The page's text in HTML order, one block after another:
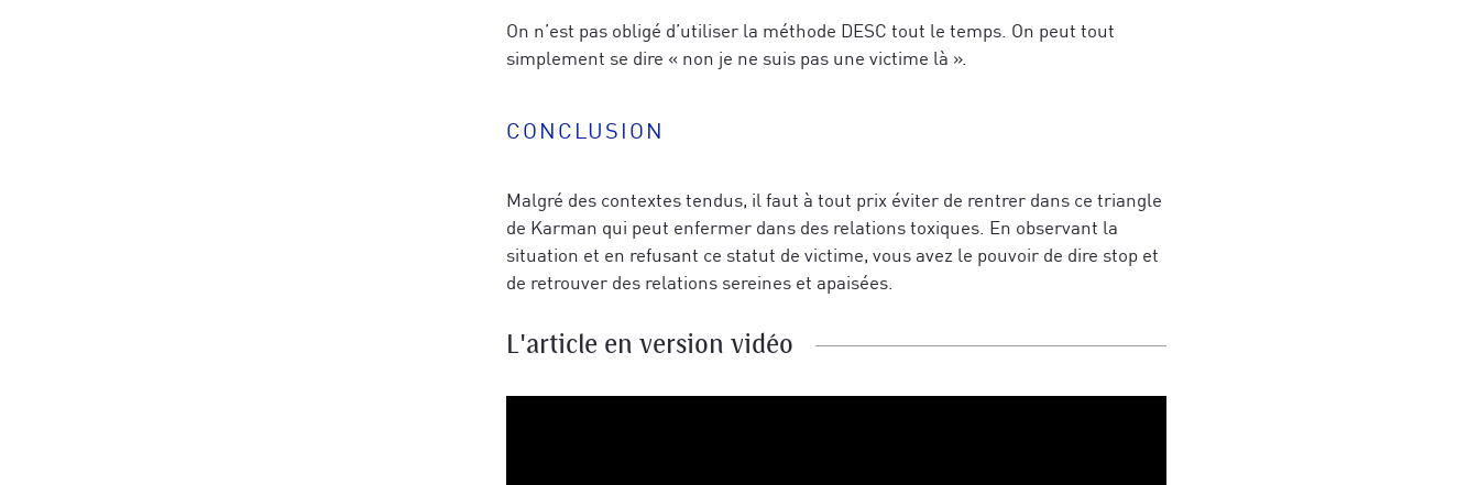
On n’est pas obligé d’utiliser la méthode DESC tout le temps. On peut tout
simplement se dire « non je ne suis pas une victime là ».
CONCLUSION
Malgré des contextes tendus, il faut à tout prix éviter de rentrer dans ce triangle
de Karman qui peut enfermer dans des relations toxiques. En observant la
situation et en refusant ce statut de victime, vous avez le pouvoir de dire stop et
de retrouver des relations sereines et apaisées.
L'article en version vidéo
Veuillez vérifier votre demande.
politique de
confidentialité
politique de